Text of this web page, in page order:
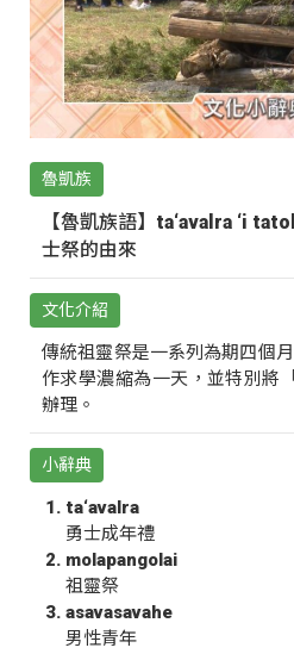
魯凱族
【魯凱族語】ta‘avalra ‘i
士祭的由來
文化介紹
傳統祖靈祭是一系列為期四個
作求學濃縮為一天，並特別將
辦理。
小辭典
ta‘avalra
勇士成年禮
molapangolai
祖靈祭
asavasavahe
男性青年